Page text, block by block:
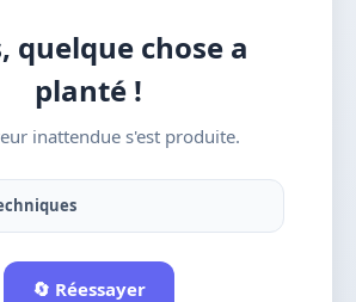
quelque chose a
planté !
inattendue s'est produite.
🔄 Réessayer